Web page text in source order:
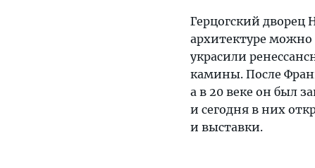
Герцогский дворец
архитектуре можно
украсили
камины. После
а в 20 веке он был
и сегодня в них
и выставки.